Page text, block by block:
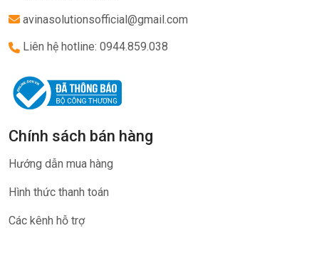
avinasolutionsofficial@gmail.com
Liên hệ hotline: 0944.859.038
Chính sách bán hàng
Hướng dẫn mua hàng
Hình thức thanh toán
Các kênh hỗ trợ